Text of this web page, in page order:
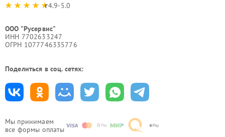
Мы принимаем
все формы оплаты
4.9-5.0
ООО "Русервис"
ИНН 7702633247
ОГРН 1077746335776
Поделиться в соц. сетях: